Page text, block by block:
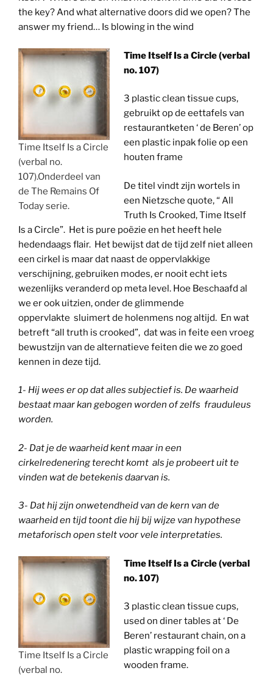
the key? And what alternative doors did we open? The
answer my friend… Is blowing in the wind
Time Itself Is a Circle
(verbal no.
107).Onderdeel van
de The Remains Of
Today serie.
Time Itself Is a Circle (verbal
no. 107)
3 plastic clean tissue cups,
gebruikt op de eettafels van
restaurantketen ‘ de Beren’ op
een plastic inpak folie op een
houten frame
De titel vindt zijn wortels in
een Nietzsche quote, “ All
Truth Is Crooked, Time Itself
Is a Circle”. Het is pure poëzie en het heeft hele
hedendaags flair. Het bewijst dat de tijd zelf niet alleen
een cirkel is maar dat naast de oppervlakkige
verschijning, gebruiken modes, er nooit echt iets
wezenlijks veranderd op meta level. Hoe Beschaafd al
we er ook uitzien, onder de glimmende
oppervlakte sluimert de holenmens nog altijd. En wat
betreft “all truth is crooked”, dat was in feite een vroeg
bewustzijn van de alternatieve feiten die we zo goed
kennen in deze tijd.
1- Hij wees er op dat alles subjectief is. De waarheid
bestaat maar kan gebogen worden of zelfs frauduleus
worden.
2- Dat je de waarheid kent maar in een
cirkelredenering terecht komt als je probeert uit te
vinden wat de betekenis daarvan is.
3- Dat hij zijn onwetendheid van de kern van de
waarheid en tijd toont die hij bij wijze van hypothese
metaforisch open stelt voor vele interpretaties.
Time Itself Is a Circle
(verbal no.
Time Itself Is a Circle (verbal
no. 107)
3 plastic clean tissue cups,
used on diner tables at ‘ De
Beren’ restaurant chain, on a
plastic wrapping foil on a
wooden frame.